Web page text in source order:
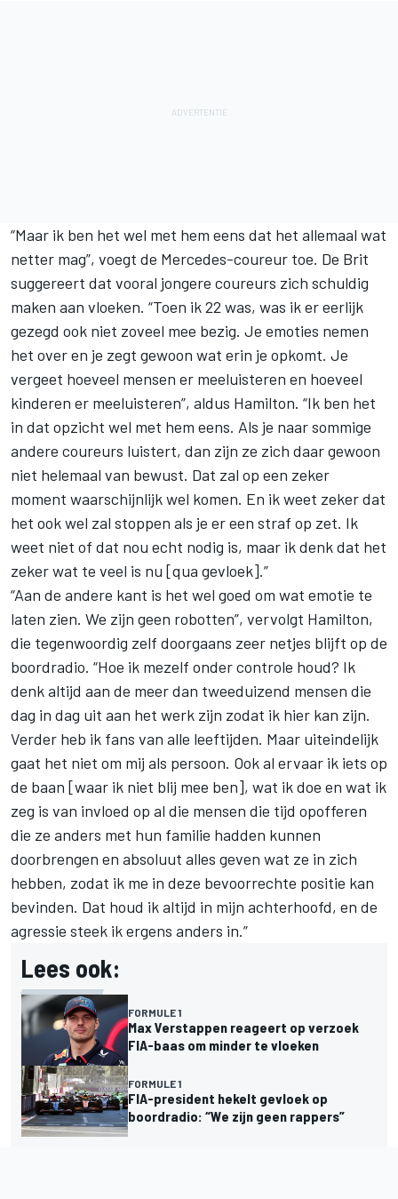
“Maar ik ben het wel met hem eens dat het allemaal wat
netter mag”, voegt de Mercedes-coureur toe. De Brit
suggereert dat vooral jongere coureurs zich schuldig
maken aan vloeken. “Toen ik 22 was, was ik er eerlijk
gezegd ook niet zoveel mee bezig. Je emoties nemen
het over en je zegt gewoon wat erin je opkomt. Je
vergeet hoeveel mensen er meeluisteren en hoeveel
kinderen er meeluisteren”, aldus Hamilton. “Ik ben het
in dat opzicht wel met hem eens. Als je naar sommige
andere coureurs luistert, dan zijn ze zich daar gewoon
niet helemaal van bewust. Dat zal op een zeker
moment waarschijnlijk wel komen. En ik weet zeker dat
het ook wel zal stoppen als je er een straf op zet. Ik
weet niet of dat nou echt nodig is, maar ik denk dat het
zeker wat te veel is nu [qua gevloek].”
“Aan de andere kant is het wel goed om wat emotie te
laten zien. We zijn geen robotten”, vervolgt Hamilton,
die tegenwoordig zelf doorgaans zeer netjes blijft op de
boordradio. “Hoe ik mezelf onder controle houd? Ik
denk altijd aan de meer dan tweeduizend mensen die
dag in dag uit aan het werk zijn zodat ik hier kan zijn.
Verder heb ik fans van alle leeftijden. Maar uiteindelijk
gaat het niet om mij als persoon. Ook al ervaar ik iets op
de baan [waar ik niet blij mee ben], wat ik doe en wat ik
zeg is van invloed op al die mensen die tijd opofferen
die ze anders met hun familie hadden kunnen
doorbrengen en absoluut alles geven wat ze in zich
hebben, zodat ik me in deze bevoorrechte positie kan
bevinden. Dat houd ik altijd in mijn achterhoofd, en de
agressie steek ik ergens anders in.”
Lees ook:
FORMULE 1
Max Verstappen reageert op verzoek
FIA-baas om minder te vloeken
FORMULE 1
FIA-president hekelt gevloek op
boordradio: “We zijn geen rappers”